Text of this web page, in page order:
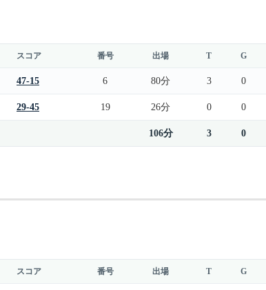
スコア 番号 出場 T G
47-15 6 80分 3 0
29-45 19 26分 0 0
106分 3 0
スコア 番号 出場 T G